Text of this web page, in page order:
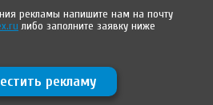
рекламы напишите нам на почту
либо заполните заявку ниже
рекламу